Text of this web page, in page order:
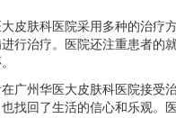
皮肤科医院采用多种的治疗
行治疗。医院还注重患者的
广州华医大皮肤科医院接受
找回了生活的信心和乐观。